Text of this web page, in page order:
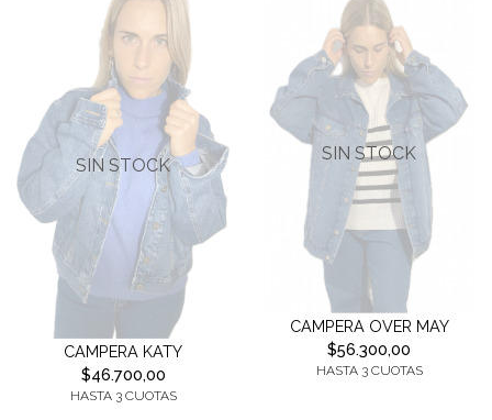
SIN STOCK
CAMPERA KATY
$46.700,00
HASTA 3 CUOTAS
SIN STOCK
CAMPERA OVER MAY
$56.300,00
HASTA 3 CUOTAS